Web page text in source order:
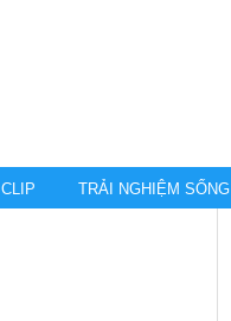
CLIP TRẢI NGHIỆM SỐNG